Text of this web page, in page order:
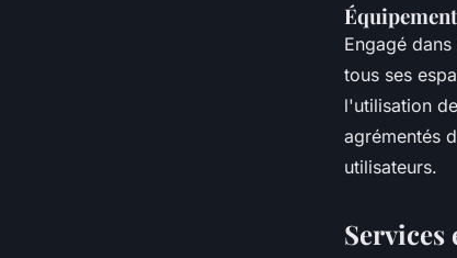
Engagé
tous ses
l'utilisation
agrémentés
utilisateurs.
Services